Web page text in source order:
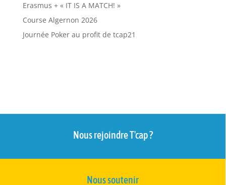
Erasmus + « IT IS A MATCH! »
Course Algernon 2026
Journée Poker au profit de tcap21
Nous rejoindre T'cap ?
Nous soutenir